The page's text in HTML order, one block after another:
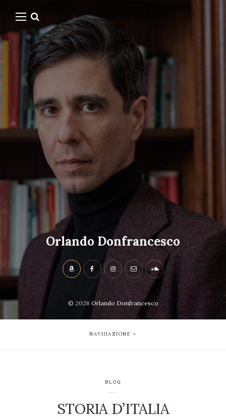
Orlando Donfrancesco
© 2026 Orlando Donfrancesco
NAVIGAZIONE
BLOG
STORIA D’ITALIA